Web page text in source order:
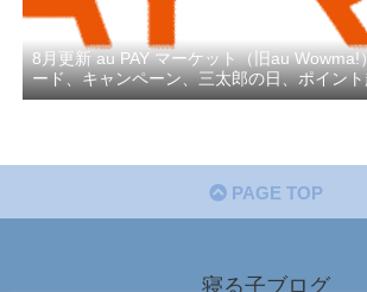
8月更新 au PAY マーケット（旧au Wowma!
ード、キャンペーン、三太郎の日、ポイン
PAGE TOP
寝る子ブログ